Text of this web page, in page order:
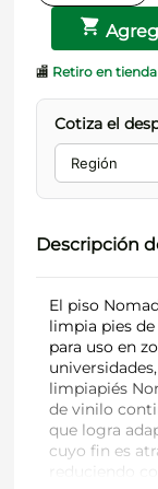
🏬 Retiro en
Cotiza el
Descripción
El piso
limpia pies
para uso en
limpiapiés
de vinilo
que logra
cuyo fin es
reduciendo